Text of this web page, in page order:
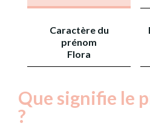
Caractère du
prénom
Flora
Que signifie le
?